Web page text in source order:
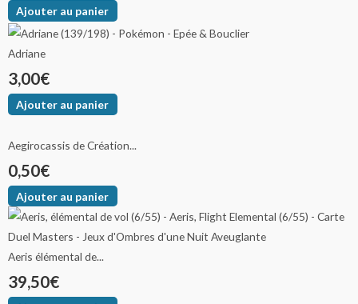
Ajouter au panier
Adriane
3,00€
Ajouter au panier
Aegirocassis de Création...
0,50€
Ajouter au panier
Aeris élémental de...
39,50€